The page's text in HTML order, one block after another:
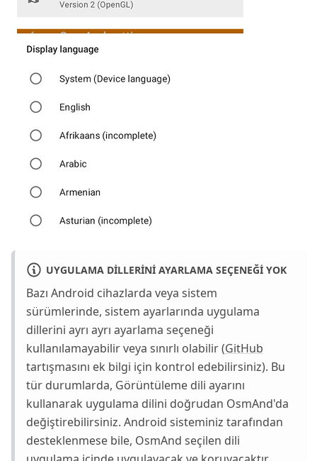
UYGULAMA DILLERINI AYARLAMA SEÇENEĞI YOK
Bazı Android cihazlarda veya sistem
sürümlerinde, sistem ayarlarında uygulama
dillerini ayrı ayrı ayarlama seçeneği
kullanılamayabilir veya sınırlı olabilir (GitHub
tartışmasını ek bilgi için kontrol edebilirsiniz). Bu
tür durumlarda, Görüntüleme dili ayarını
kullanarak uygulama dilini doğrudan OsmAnd'da
değiştirebilirsiniz. Android sisteminiz tarafından
desteklenmese bile, OsmAnd seçilen dili